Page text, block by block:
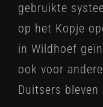
gebruikte
op het Kopje
in Wildhoef
ook voor
Duitsers